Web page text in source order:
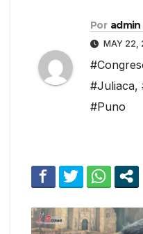
Por admin
MAY 22,
#Juliaca,
#Puno